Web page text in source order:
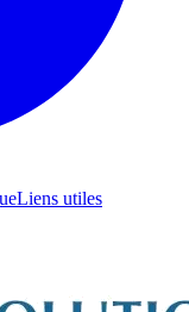
Liens utiles